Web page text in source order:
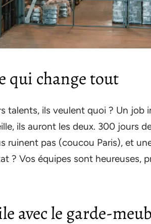
qui change tout
talents, ils veulent quoi ? Un job
ils auront les deux. 300 jours
ruinent pas (coucou Paris), et
? Vos équipes sont heureuses,
avec le garde-